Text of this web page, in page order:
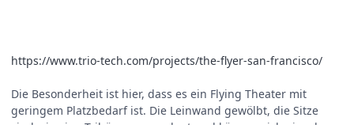
https://www.trio-tech.com/projects/the-flyer-san-francisco/
Die Besonderheit ist hier, dass es ein Flying Theater mit
geringem Platzbedarf ist. Die Leinwand gewölbt, die Sitze